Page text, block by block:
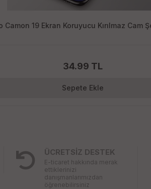
Camon 19 Ekran Koruyucu Kırılmaz Cam
34.99 TL
Sepete Ekle
ÜCRETSİZ DESTEK
E-ticaret hakkında merak
ettiklerinizi
danışmanlarımızdan
öğrenebilirsiniz